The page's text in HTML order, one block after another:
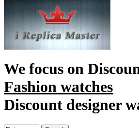
We focus on
Fashion watches
Discount designer